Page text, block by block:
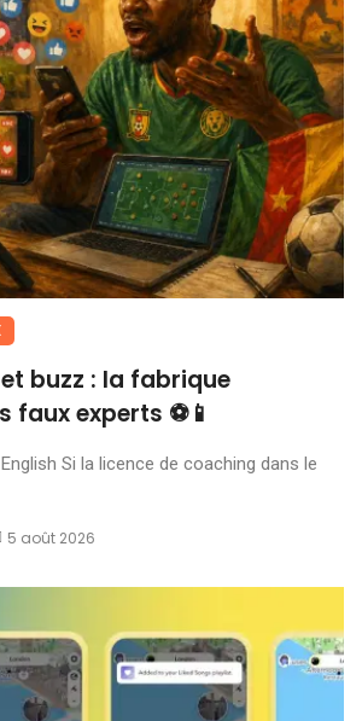
buzz : la fabrique
faux experts ⚽📱
Si la licence de coaching dans le
5 août 2026